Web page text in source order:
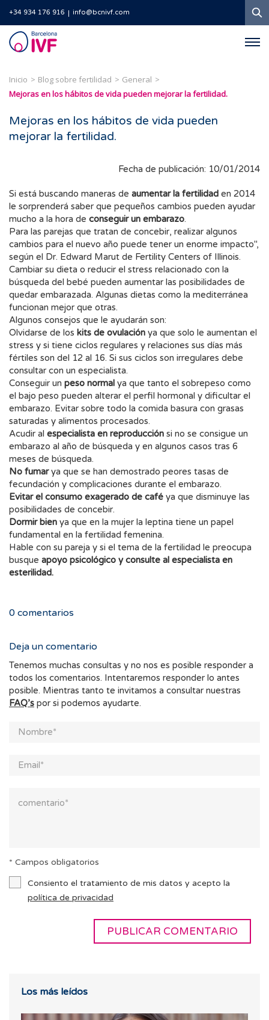
+34 934 176 916 info@bcnivf.com
Barcelona
IVF
Inicio Blog sobre fertilidad
General
Mejoras en los hábitos de vida pueden mejorar la fertilidad.
Mejoras en los hábitos de vida pueden
mejorar la fertilidad.
Fecha de publicación: 10/01/2014
Si está buscando maneras de aumentar la fertilidad en 2014
le sorprenderá saber que pequeños cambios pueden ayudar
mucho a la hora de conseguir un embarazo.
Para las parejas que tratan de concebir, realizar algunos
cambios para el nuevo año puede tener un enorme impacto",
según el Dr. Edward Marut de Fertility Centers of Illinois.
Cambiar su dieta o reducir el stress relacionado con la
búsqueda del bebé pueden aumentar las posibilidades de
quedar embarazada. Algunas dietas como la mediterránea
funcionan mejor que otras.
Algunos consejos que le ayudarán son:
Olvidarse de los kits de ovulación ya que solo le aumentan el
stress y si tiene ciclos regulares y relaciones sus días más
fértiles son del 12 al 16. Si sus ciclos son irregulares debe
consultar con un especialista.
Conseguir un peso normal ya que tanto el sobrepeso como
el bajo peso pueden alterar el perfil hormonal y dificultar el
embarazo. Evitar sobre todo la comida basura con grasas
saturadas y alimentos procesados.
Acudir al especialista en reproducción si no se consigue un
embarazo al año de búsqueda y en algunos casos tras 6
meses de búsqueda.
No fumarya que se han demostrado peores tasas de
fecundación y complicaciones durante el embarazo.
Evitar el consumo exagerado de café ya que disminuye las
posibilidades de concebir.
Dormir bien ya que en la mujer la leptina tiene un papel
fundamental en la fertilidad femenina.
Hable con su pareja y si el tema de la fertilidad le preocupa
busque apoyo psicológico y consulte al especialista en
esterilidad.
0 comentarios
Deja un comentario
Tenemos muchas consultas y no nos es posible responder a
todos los comentarios. Intentaremos responder lo antes
posible. Mientras tanto te invitamos a consultar nuestras
FAQ’s por si podemos ayudarte.
* Campos obligatorios
Consiento el tratamiento de mis datos y acepto la
política de privacidad
Los más leídos